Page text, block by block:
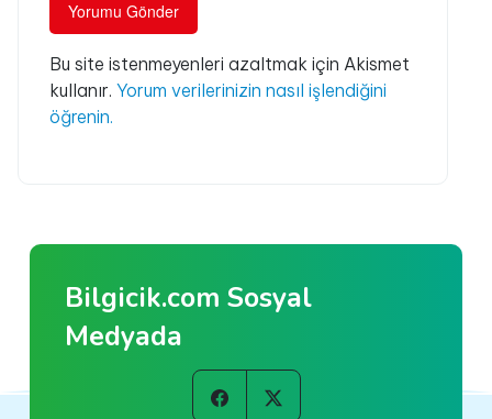
Bu site istenmeyenleri azaltmak için Akismet
kullanır. Yorum verilerinizin nasıl işlendiğini
öğrenin.
Bilgicik.com Sosyal
Medyada